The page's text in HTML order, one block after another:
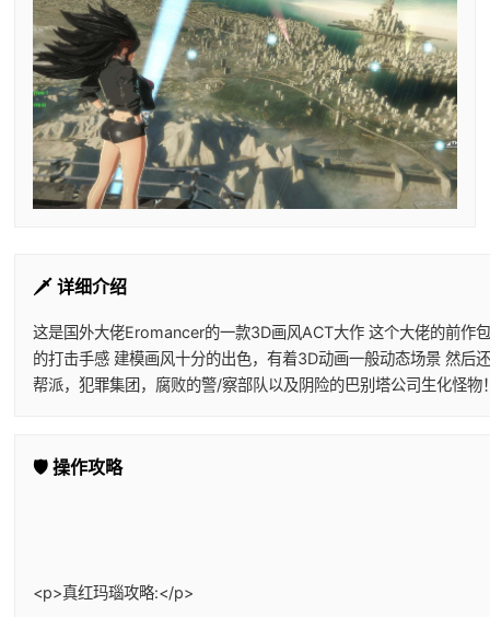
🗡️ 详细介绍
这是国外大佬Eromancer的一款3D画风ACT大作 这个大佬的前作
的打击手感 建模画风十分的出色，有着3D动画一般动态场景 然
帮派，犯罪集团，腐败的警/察部队以及阴险的巴别塔公司生化怪
🛡️ 操作攻略
<p>真红玛瑙攻略:</p>